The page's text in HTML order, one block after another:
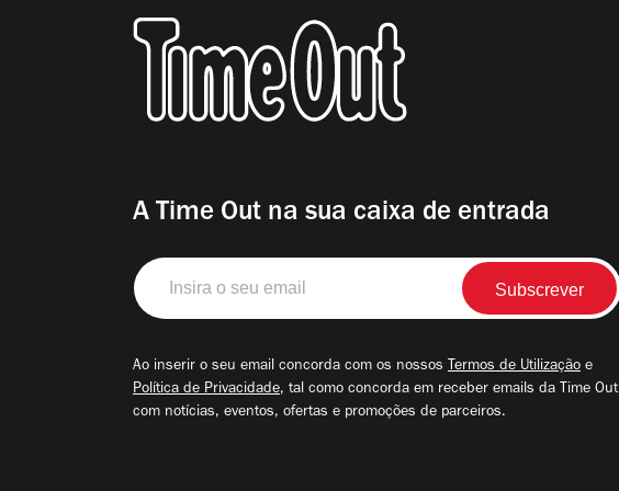
A Time Out na sua caixa de entrada
Insira
o
seu
Ao inserir o seu email concorda com os nossos Termos de Utilização e
Política de Privacidade, tal como concorda em receber emails da Time Out
com notícias, eventos, ofertas e promoções de parceiros.